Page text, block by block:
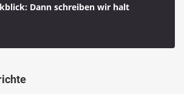
Dann schreiben wir halt